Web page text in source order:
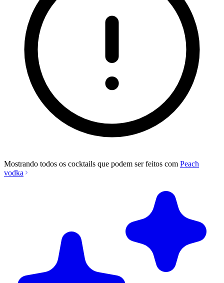
Mostrando todos os cocktails que podem ser feitos com Peach
vodka